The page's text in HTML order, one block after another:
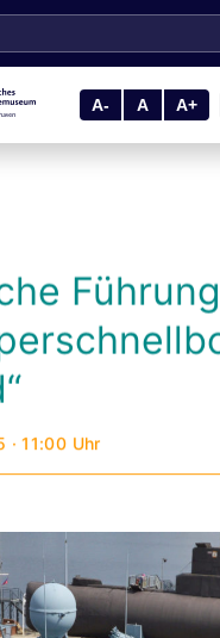
A- A A+
Führung
· 11:00 Uhr